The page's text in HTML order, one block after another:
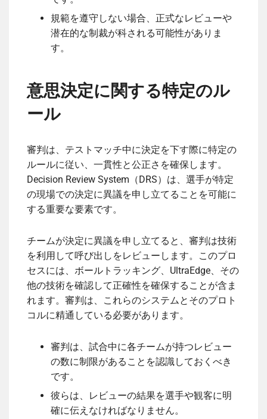
規範を遵守しない場合、正式なレビューや
潜在的な制裁が科される可能性がありま
す。
意思決定に関する特定のル
ール
審判は、テストマッチ中に決定を下す際に特定の
ルールに従い、一貫性と公正さを確保します。
Decision Review System（DRS）は、選手が特定
の現場での決定に異議を申し立てることを可能に
する重要な要素です。
チームが決定に異議を申し立てると、審判は技術
を利用して呼び出しをレビューします。このプロ
セスには、ボールトラッキング、UltraEdge、その
他の技術を確認して正確性を確保することが含ま
れます。審判は、これらのシステムとそのプロト
コルに精通している必要があります。
審判は、試合中に各チームが持つレビュー
の数に制限があることを認識しておくべき
です。
彼らは、レビューの結果を選手や観客に明
確に伝えなければなりません。